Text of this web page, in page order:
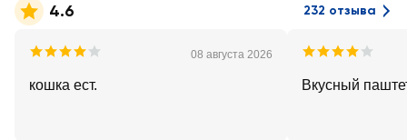
4.6 232 отзыва
08 августа 2026
кошка ест. Вкусный